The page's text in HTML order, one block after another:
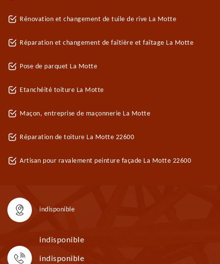
Rénovation et changement de tuile de rive La Motte
Réparation et changement de faîtière et faîtage La Motte
Pose de parquet La Motte
Etanchéité toiture La Motte
Maçon, entreprise de maçonnerie La Motte
Réparation de toiture La Motte 22600
Artisan pour ravalement peinture façade La Motte 22600
indisponible
indisponible
indisponible